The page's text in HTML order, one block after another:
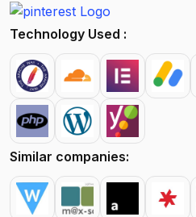
Technology Used :
Similar companies: